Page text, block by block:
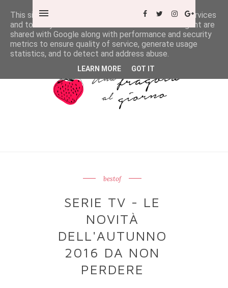
bestof
SERIE TV - LE
NOVITÀ
DELL'AUTUNNO
2016 DA NON
PERDERE
This site uses cookies from Google to deliver its services
and to analyze traffic. Your IP address and user-agent are
shared with Google along with performance and security
metrics to ensure quality of service, generate usage
statistics, and to detect and address abuse.
LEARN MORE GOT IT